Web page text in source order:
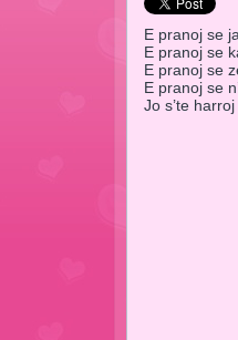
E pranoj se
E pranoj se
E pranoj se
E pranoj se
Jo s’te